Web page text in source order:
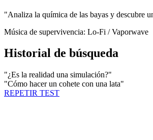
"Analiza la química de las bayas y descubre
Música de supervivencia: Lo-Fi / Vaporwave
Historial de búsqueda
"¿Es la realidad una simulación?"
"Cómo hacer un cohete con una lata"
REPETIR TEST